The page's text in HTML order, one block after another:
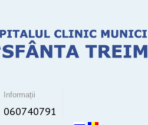
Informații
060740791